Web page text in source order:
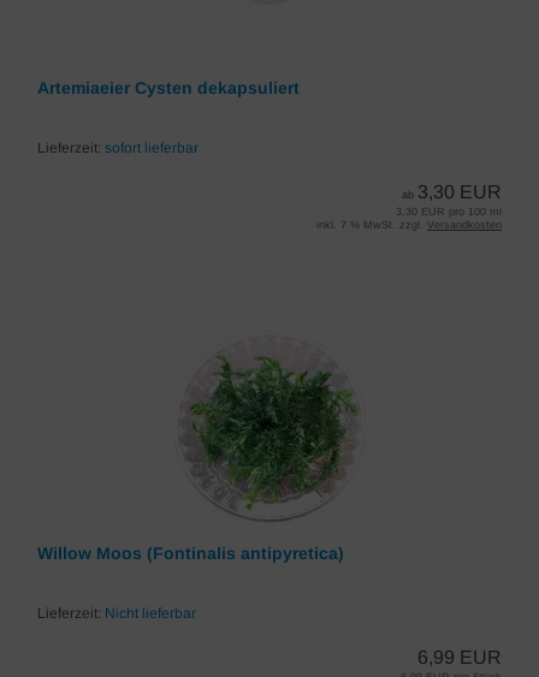
Artemiaeier Cysten dekapsuliert
Lieferzeit: sofort lieferbar
ab 3,30 EUR
3,30 EUR pro 100 ml
inkl. 7 % MwSt. zzgl. Versandkosten
Willow Moos (Fontinalis antipyretica)
Lieferzeit: Nicht lieferbar
6,99 EUR